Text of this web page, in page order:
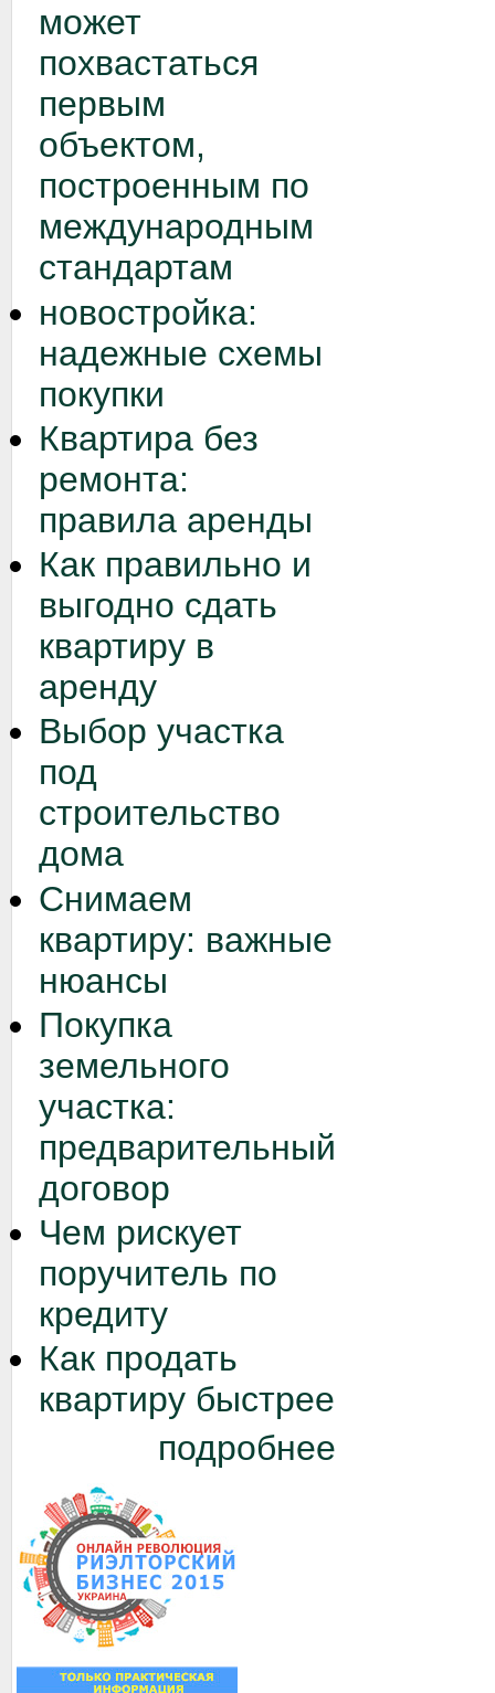
может
похвастаться
первым
объектом,
построенным по
международным
стандартам
новостройка:
надежные схемы
покупки
Квартира без
ремонта:
правила аренды
Как правильно и
выгодно сдать
квартиру в
аренду
Выбор участка
под
строительство
дома
Снимаем
квартиру: важные
нюансы
Покупка
земельного
участка:
предварительный
договор
Чем рискует
поручитель по
кредиту
Как продать
квартиру быстрее
подробнее